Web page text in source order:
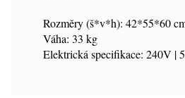
Rozměry (š*v*h): 42*55*60
Váha: 33 kg
Elektrická specifikace: 240V |